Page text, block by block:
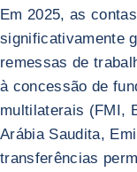
Em 2025, as
significativamente
remessas de
à concessão de
multilaterais (FMI,
Arábia Saudita,
transferências